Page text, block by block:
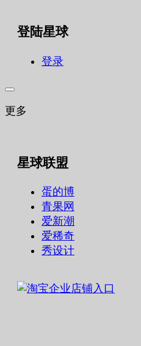
登陆星球
登录
更多
星球联盟
蛋的博
青果网
爱新潮
爱稀奇
秀设计